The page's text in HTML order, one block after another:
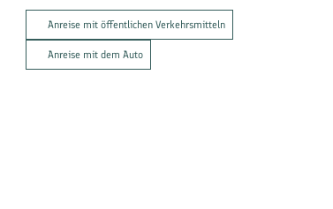
Anreise mit öffentlichen Verkehrsmitteln
Anreise mit dem Auto